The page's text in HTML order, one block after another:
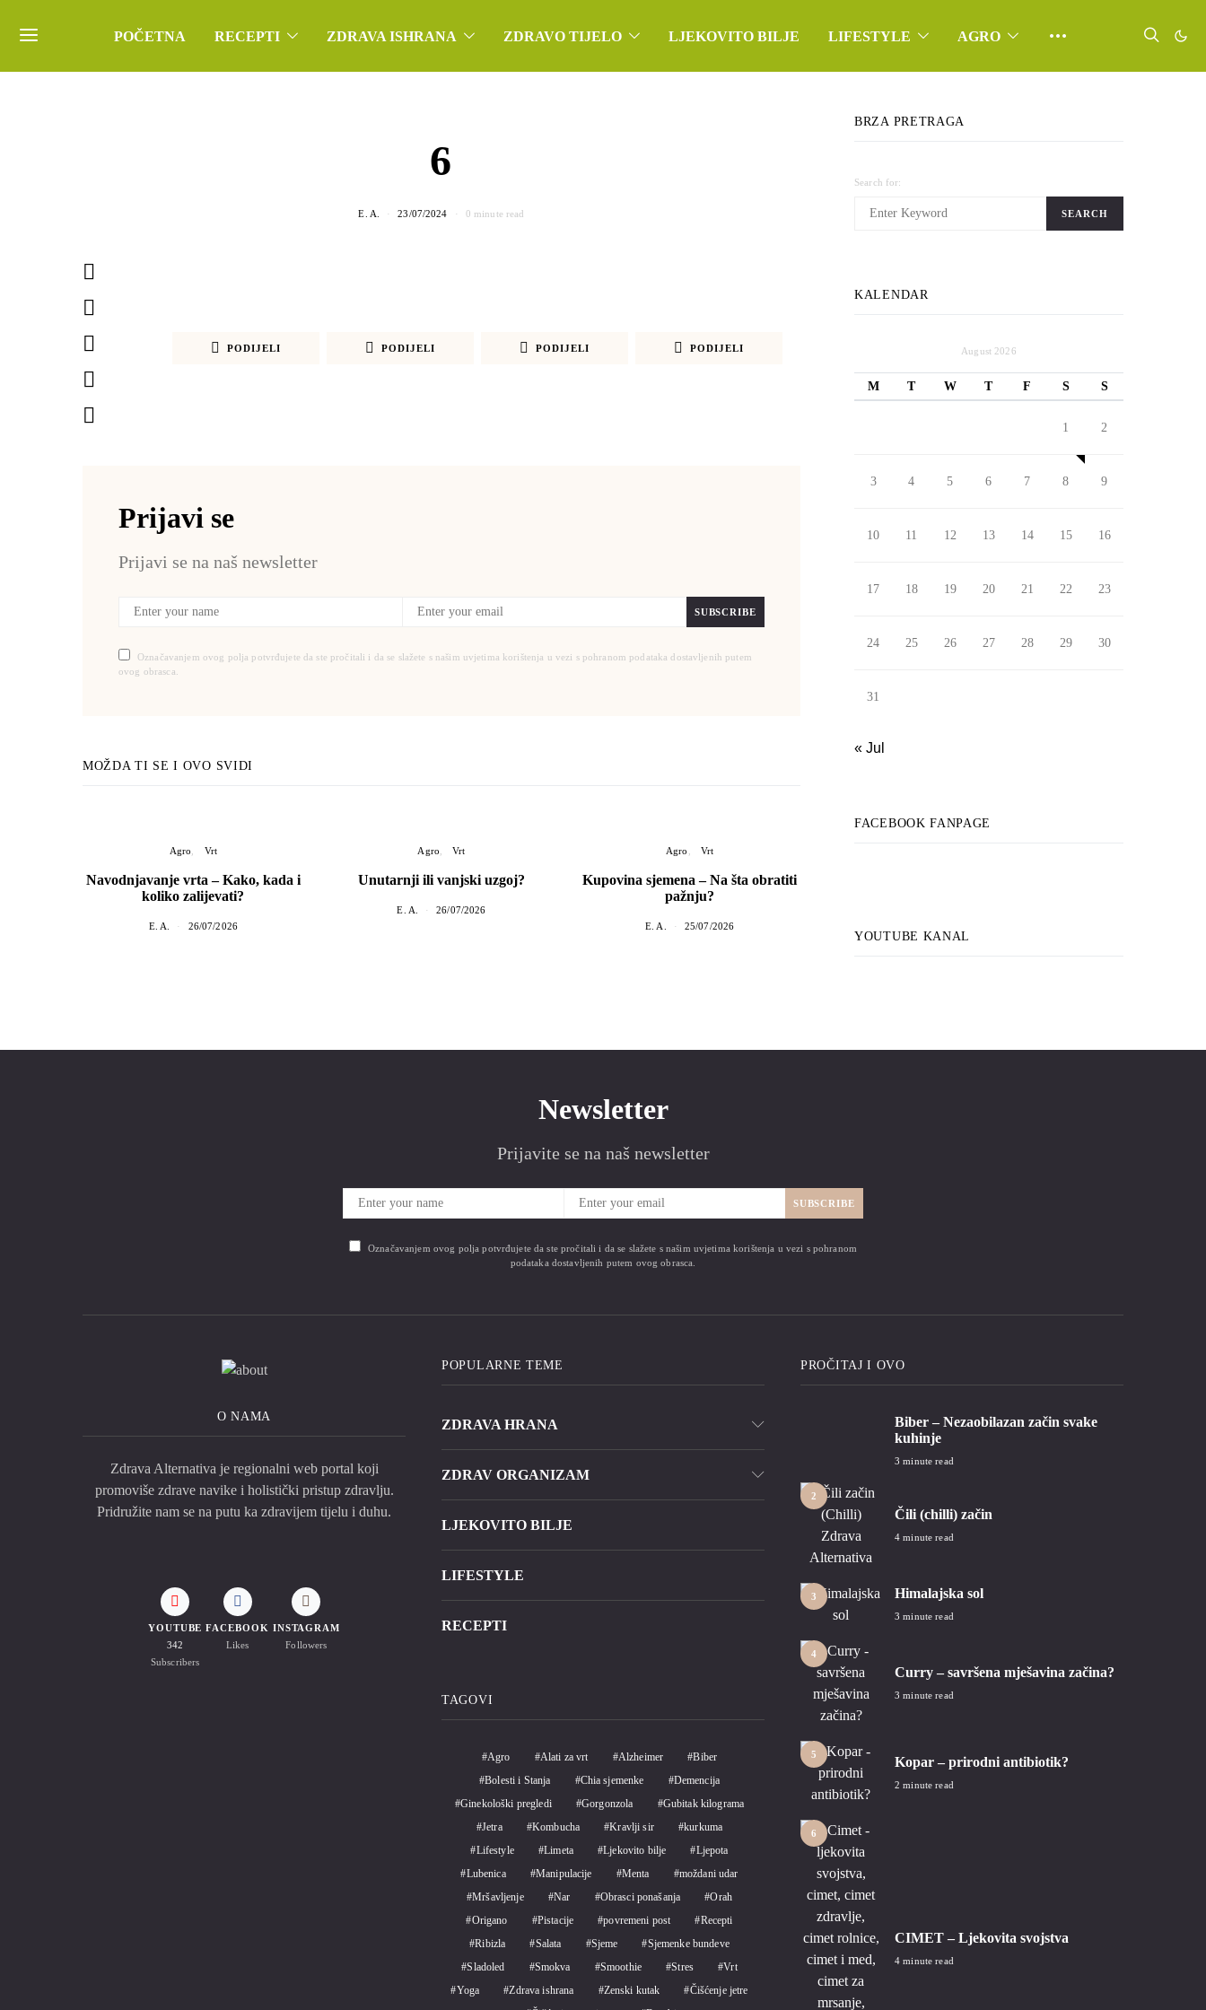
POČETNA RECEPTI ZDRAVA ISHRANA ZDRAVO TIJELO LJEKOVITO BILJE LIFESTYLE AGRO
6
E. A. 23/07/2024 0 minute read
PODIJELI PODIJELI PODIJELI PODIJELI
Prijavi se
Prijavi se na naš newsletter
SUBSCRIBE
Označavanjem ovog polja potvrđujete da ste pročitali i da se slažete s našim uvjetima korištenja u vezi s pohranom podataka dostavljenih putem
ovog obrasca.
MOŽDA TI SE I OVO SVIDI
Agro Vrt
Navodnjavanje vrta – Kako, kada i
koliko zalijevati?
E. A. 26/07/2026
Agro Vrt
Unutarnji ili vanjski uzgoj?
E. A. 26/07/2026
Agro Vrt
Kupovina sjemena – Na šta obratiti
pažnju?
E. A. 25/07/2026
BRZA PRETRAGA
Search for:
SEARCH
KALENDAR
August 2026
M T W T F S S
1 2
3 4 5 6 7 8 9
10 11 12 13 14 15 16
17 18 19 20 21 22 23
24 25 26 27 28 29 30
31
« Jul
FACEBOOK FANPAGE
YOUTUBE KANAL
Newsletter
Prijavite se na naš newsletter
SUBSCRIBE
Označavanjem ovog polja potvrđujete da ste pročitali i da se slažete s našim uvjetima korištenja u vezi s pohranom
podataka dostavljenih putem ovog obrasca.
O NAMA
Zdrava Alternativa je regionalni web portal koji
promoviše zdrave navike i holistički pristup zdravlju.
Pridružite nam se na putu ka zdravijem tijelu i duhu.
YOUTUBE
342
Subscribers
FACEBOOK
Likes
INSTAGRAM
Followers
POPULARNE TEME
ZDRAVA HRANA
ZDRAV ORGANIZAM
LJEKOVITO BILJE
LIFESTYLE
RECEPTI
TAGOVI
Agro Alati za vrt Alzheimer
Biber
Bolesti i Stanja
Chia sjemenke
Demencija
Ginekološki pregledi
Gorgonzola
Gubitak kilograma
Jetra
Kombucha Kravlji sir
kurkuma
Lifestyle
Limeta Ljekovito bilje
Ljepota
Lubenica
Manipulacije Menta
moždani udar
Mršavljenje
Nar Obrasci ponašanja
Orah
Origano
Pistacije povremeni post
Recepti
Ribizla
Salata Sjeme
Sjemenke bundeve
Sladoled
Smokva Smoothie Stres
Vrt
Yoga
Zdrava ishrana Zenski kutak
Čišćenje jetre
PROČITAJ I OVO
Biber – Nezaobilazan začin svake
kuhinje
3 minute read
2
Čili (chilli) začin
4 minute read
3 Himalajska sol
3 minute read
4
Curry – savršena mješavina začina?
3 minute read
5
Kopar – prirodni antibiotik?
2 minute read
6
CIMET – Ljekovita svojstva
4 minute read